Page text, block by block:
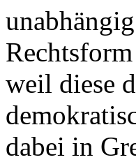
weil diese
dabei in